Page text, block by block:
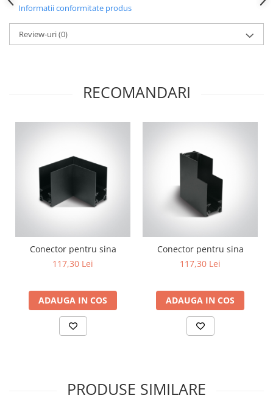
Incara Legrand
Iluminat Interior
Aplice - Plafoniere
Lampadare
Iluminat Scari/Trepte
Iluminat baie
Becuri și surse LED
Sisteme de Iluminat Plug & Play
Iluminat Exterior
Proiectoare LED
Aplice de Exterior
Lampi de Gradina
Spoturi Exterior Incastrabile
Controlere și senzori LED
Informatii conformitate produs
Review-uri(0)
RECOMANDARI
Conector pentru sina
117,30 Lei
ADAUGA IN COS
Conector pentru sina
117,30 Lei
ADAUGA IN COS
PRODUSE SIMILARE